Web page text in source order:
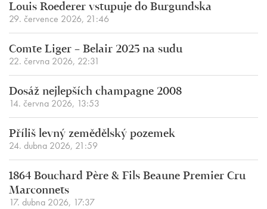
Louis Roederer vstupuje do Burgundska
29. července 2026, 21:46
Comte Liger – Belair 2025 na sudu
22. června 2026, 22:31
Dosáž nejlepších champagne 2008
14. června 2026, 13:53
Příliš levný zemědělský pozemek
24. dubna 2026, 21:59
1864 Bouchard Père & Fils Beaune Premier Cru
Marconnets
17. dubna 2026, 17:37